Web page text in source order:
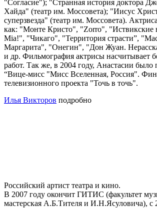
"Согласие"); "Странная история доктора
Хайда" (театр им. Моссовета); "Иисус
суперзвезда" (театр им. Моссовета).
как: "Монте Кристо", "Zorro", "Иствикские
Mia!", "Чикаго", "Территория страсти”,
Маргарита", "Онегин", "Дон Жуан.
и др. Фильмография актрисы насчитывает
работ. Так же, в 2004 году, Анастасии было
“Вице-мисс "Мисс Вселенная, Россия".
телевизионного проекта "Точь в точь".
Илья Викторов подробно
Российский артист театра и кино.
В 2007 году окончит ГИТИС (факультет
мастерская А.Б.Тителя и И.Н.Ясуловича), с